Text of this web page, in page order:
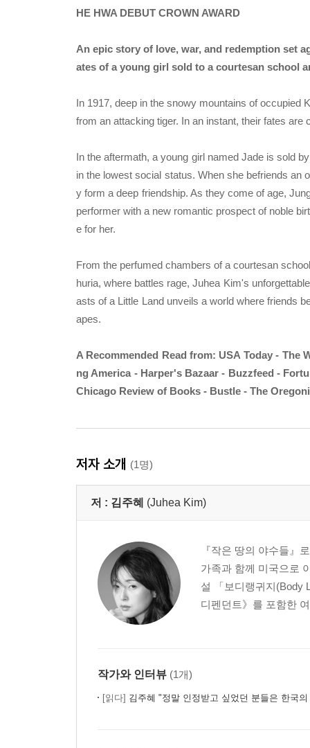
HE HWA DEBUT CROWN AWARD
An epic story of love, war, and redemption set
ates of a young girl sold to a courtesan school
In 1917, deep in the snowy mountains of occupied
from an attacking tiger. In an instant, their fates
In the aftermath, a young girl named Jade is sold
in the lowest social status. When she befriends an
y form a deep friendship. As they come of age,
performer with a new romantic prospect of noble
e for her.
From the perfumed chambers of a courtesan
huria, where battles rage, Juhea Kim's
asts of a Little Land unveils a world where friends
apes.
A Recommended Read from: USA Today - The
ng America - Harper's Bazaar - Buzzfeed -
Chicago Review of Books - Bustle - The
저자 소개 (1명)
저 : 김주혜 (Juhea Kim)
『작은 땅의 야수들』
가족과 함께 미국으로
설 「보디랭귀지(Body
디펜던트》를 포함한
작가와 인터뷰 (1개)
[읽다] 김주혜 "정말 인정받고 싶었던 분들은 한국